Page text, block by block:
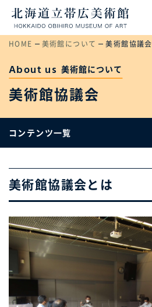
HOME 美術館について 美術館協議会
About us 美術館について
美術館協議会
コンテンツ一覧
美術館協議会とは